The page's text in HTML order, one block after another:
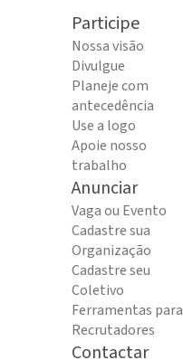
Participe
Nossa visão
Divulgue
Planeje com
antecedência
Use a logo
Apoie nosso
trabalho
Anunciar
Vaga ou Evento
Cadastre sua
Organização
Cadastre seu
Coletivo
Ferramentas para
Recrutadores
Contactar